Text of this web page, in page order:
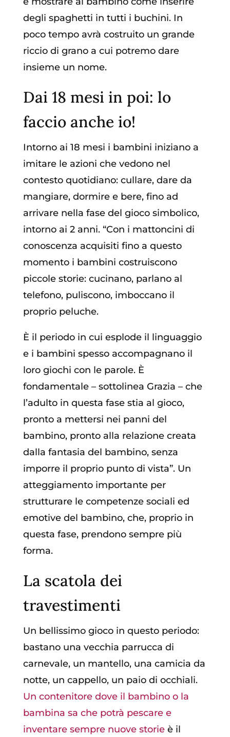
degli spaghetti in tutti i buchini. In
poco tempo avrà costruito un grande
riccio di grano a cui potremo dare
insieme un nome.
Dai 18 mesi in poi: lo
faccio anche io!
Intorno ai 18 mesi i bambini iniziano a
imitare le azioni che vedono nel
contesto quotidiano: cullare, dare da
mangiare, dormire e bere, fino ad
arrivare nella fase del gioco simbolico,
intorno ai 2 anni. “Con i mattoncini di
conoscenza acquisiti fino a questo
momento i bambini costruiscono
piccole storie: cucinano, parlano al
telefono, puliscono, imboccano il
proprio peluche.
È il periodo in cui esplode il linguaggio
e i bambini spesso accompagnano il
loro giochi con le parole. È
fondamentale – sottolinea Grazia – che
l’adulto in questa fase stia al gioco,
pronto a mettersi nei panni del
bambino, pronto alla relazione creata
dalla fantasia del bambino, senza
imporre il proprio punto di vista”. Un
atteggiamento importante per
strutturare le competenze sociali ed
emotive del bambino, che, proprio in
questa fase, prendono sempre più
forma.
La scatola dei
travestimenti
Un bellissimo gioco in questo periodo:
bastano una vecchia parrucca di
carnevale, un mantello, una camicia da
notte, un cappello, un paio di occhiali.
Un contenitore dove il bambino o la
bambina sa che potrà pescare e
inventare sempre nuove storieè il